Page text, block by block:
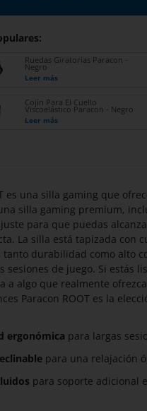
Ruedas Giratorias Paracon -
Negro
Leer más
Cojín Para El Cuello
Viscoelástico Paracon - Negro
Leer más
es una silla gaming que
silla gaming premium,
para que puedas
La silla está tapizada con
tanto durabilidad como alto
sesiones de juego. Si estás
a algo que realmente
Paracon ROOT es la
ergonómica para largas
para una relajación
para soporte adicional